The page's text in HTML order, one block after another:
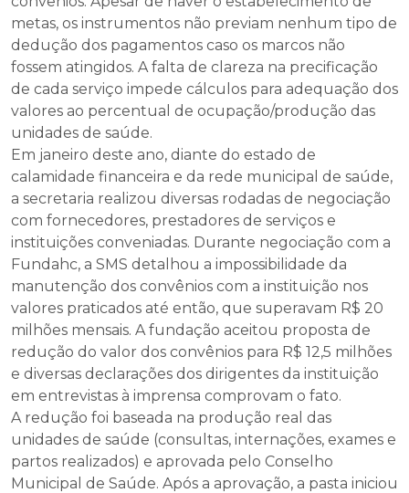
metas, os instrumentos não previam nenhum tipo de
dedução dos pagamentos caso os marcos não
fossem atingidos. A falta de clareza na precificação
de cada serviço impede cálculos para adequação dos
valores ao percentual de ocupação/produção das
unidades de saúde.
Em janeiro deste ano, diante do estado de
calamidade financeira e da rede municipal de saúde,
a secretaria realizou diversas rodadas de negociação
com fornecedores, prestadores de serviços e
instituições conveniadas. Durante negociação com a
Fundahc, a SMS detalhou a impossibilidade da
manutenção dos convênios com a instituição nos
valores praticados até então, que superavam R$ 20
milhões mensais. A fundação aceitou proposta de
redução do valor dos convênios para R$ 12,5 milhões
e diversas declarações dos dirigentes da instituição
em entrevistas à imprensa comprovam o fato.
A redução foi baseada na produção real das
unidades de saúde (consultas, internações, exames e
partos realizados) e aprovada pelo Conselho
Municipal de Saúde. Após a aprovação, a pasta iniciou